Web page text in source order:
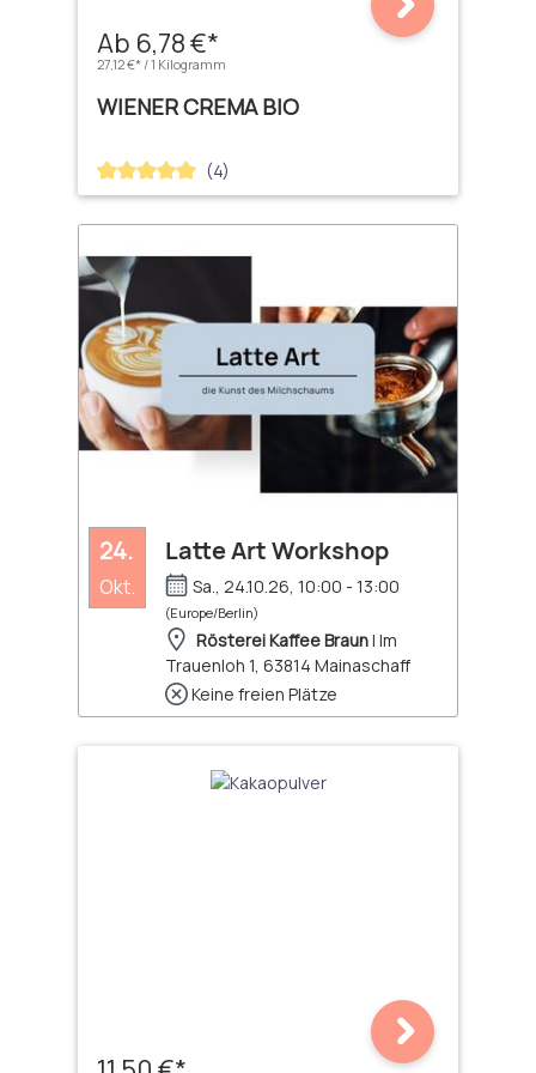
Ab 6,78 €*
27,12 €* / 1 Kilogramm
WIENER CREMA BIO
Durchschnittliche Bewertung von 5 von 5 Sternen
(4)
24.
Okt.
Latte Art Workshop
Sa., 24.10.26, 10:00 - 13:00
(Europe/Berlin)
Rösterei Kaffee Braun| Im
Trauenloh 1, 63814 Mainaschaff
Keine freien Plätze